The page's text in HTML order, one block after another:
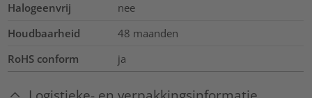
Halogeenvrij
nee
Houdbaarheid
48 maanden
RoHS conform
ja